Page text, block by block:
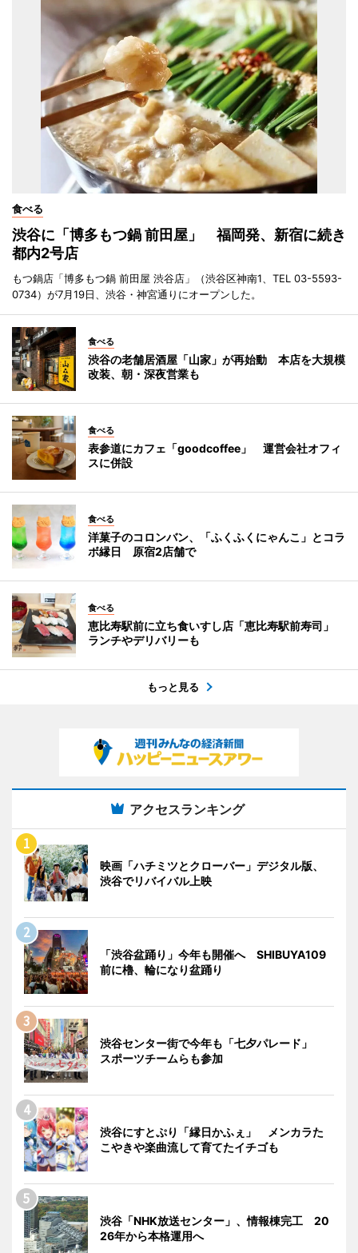
食べる
渋谷に「博多もつ鍋 前田屋」 福岡発、新宿に続き
都内2号店
もつ鍋店「博多もつ鍋 前田屋 渋谷店」（渋谷区神南1、TEL 03-5593-
0734）が7月19日、渋谷・神宮通りにオープンした。
食べる
渋谷の老舗居酒屋「山家」が再始動 本店を大規模
改装、朝・深夜営業も
食べる
表参道にカフェ「goodcoffee」 運営会社オフィ
スに併設
食べる
洋菓子のコロンバン、「ふくふくにゃんこ」とコラ
ボ縁日 原宿2店舗で
食べる
恵比寿駅前に立ち食いすし店「恵比寿駅前寿司」
ランチやデリバリーも
もっと見る
アクセスランキング
映画「ハチミツとクローバー」デジタル版、
渋谷でリバイバル上映
「渋谷盆踊り」今年も開催へ SHIBUYA109
前に櫓、輪になり盆踊り
渋谷センター街で今年も「七夕パレード」
スポーツチームらも参加
渋谷にすとぷり「縁日かふぇ」 メンカラた
こやきや楽曲流して育てたイチゴも
渋谷「NHK放送センター」、情報棟完工 20
26年から本格運用へ